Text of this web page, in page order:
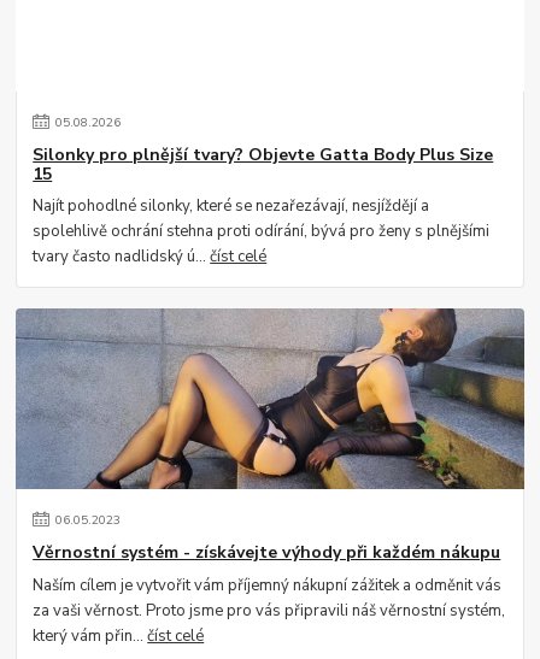
05.08.2026
Silonky pro plnější tvary? Objevte Gatta Body Plus Size
15
Najít pohodlné silonky, které se nezařezávají, nesjíždějí a
spolehlivě ochrání stehna proti odírání, bývá pro ženy s plnějšími
tvary často nadlidský ú...číst celé
06.05.2023
Věrnostní systém - získávejte výhody při každém nákupu
Naším cílem je vytvořit vám příjemný nákupní zážitek a odměnit vás
za vaši věrnost. Proto jsme pro vás připravili náš věrnostní systém,
který vám přin...číst celé